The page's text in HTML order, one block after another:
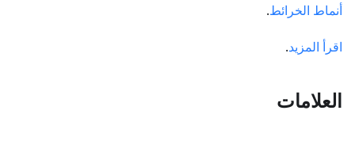
أنماط الخرائط.
اقرأ المزيد.
العلامات